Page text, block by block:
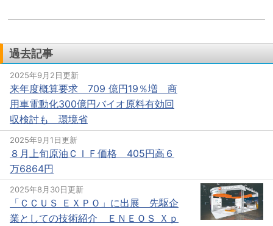
過去記事
2025年9月2日更新
来年度概算要求 709 億円19％増 商
用車電動化300億円バイオ原料有効回
収検討も 環境省
2025年9月1日更新
８月上旬原油ＣＩＦ価格 405円高６
万6864円
2025年8月30日更新
「ＣＣＵＳ ＥＸＰＯ」に出展 先駆企
業としての技術紹介 ＥＮＥＯＳ Ｘｐ